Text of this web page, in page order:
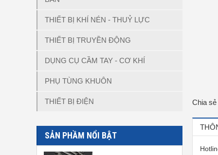
THIẾT BỊ KHÍ NÉN - THUỶ LỰC
THIẾT BỊ TRUYỀN ĐỘNG
DỤNG CỤ CẦM TAY - CƠ KHÍ
PHỤ TÙNG KHUÔN
THIẾT BỊ ĐIỆN
SẢN PHẦM NỔI BẬT
Chia